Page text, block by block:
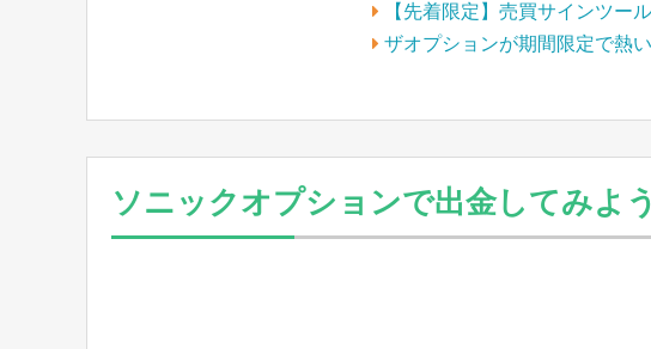
【先着限定】売買サインツー
ザオプションが期間限定で熱
ソニックオプションで出金してみよ